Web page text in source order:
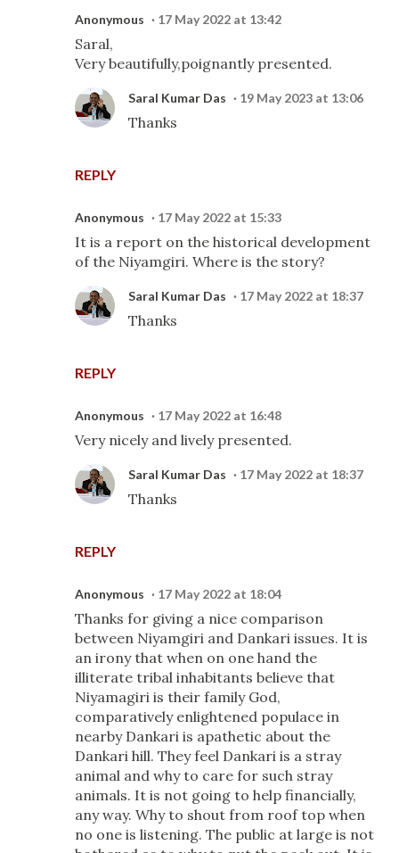
Anonymous 17 May 2022 at 13:42
Saral,
Very beautifully,poignantly presented.
REPLY
Saral Kumar Das 19 May 2023 at 13:06
Thanks
Anonymous 17 May 2022 at 15:33
It is a report on the historical development
of the Niyamgiri. Where is the story?
REPLY
Saral Kumar Das 17 May 2022 at 18:37
Thanks
Anonymous 17 May 2022 at 16:48
Very nicely and lively presented.
REPLY
Saral Kumar Das 17 May 2022 at 18:37
Thanks
Anonymous 17 May 2022 at 18:04
Thanks for giving a nice comparison
between Niyamgiri and Dankari issues. It is
an irony that when on one hand the
illiterate tribal inhabitants believe that
Niyamagiri is their family God,
comparatively enlightened populace in
nearby Dankari is apathetic about the
Dankari hill. They feel Dankari is a stray
animal and why to care for such stray
animals. It is not going to help financially,
any way. Why to shout from roof top when
no one is listening. The public at large is not